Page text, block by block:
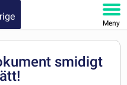
Meny
smidigt